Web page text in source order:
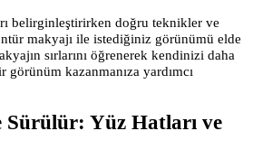
belirginleştirirken doğru teknikler ve
makyajı ile istediğiniz görünümü elde
sırlarını öğrenerek kendinizi daha
kazanmanıza yardımcı
Yüz Hatları ve